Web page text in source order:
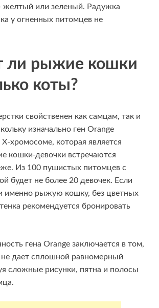
или зеленый. Радужка
у огненных питомцев не
ли рыжие кошки
коты?
свойственен как самцам, так и
изначально ген Orange
хромосоме, которая является
кошки-девочки встречаются
Из 100 пушистых питомцев с
будет не более 20 девочек. Если
именно рыжую кошку, без цветных
рекомендуется бронировать
гена Orange заключается в том,
не дает сплошной равномерный
сложные рисунки, пятна и полосы